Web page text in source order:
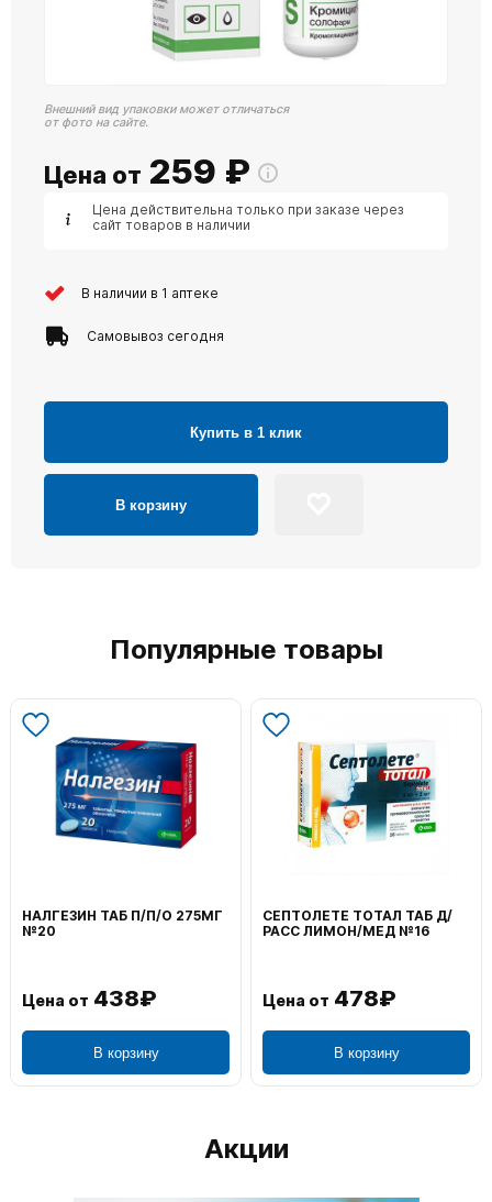
Внешний вид упаковки может отличаться
от фото на сайте.
Цена от 259 ₽
Цена действительна только при заказе через
сайт товаров в наличии
В наличии в 1 аптеке
Самовывоз сегодня
Купить в 1 клик
В корзину
Популярные товары
НАЛГЕЗИН ТАБ П/П/О 275МГ
№20
Цена от 438₽
В корзину
СЕПТОЛЕТЕ ТОТАЛ ТАБ Д/
РАСС ЛИМОН/МЕД №16
Цена от 478₽
В корзину
Акции